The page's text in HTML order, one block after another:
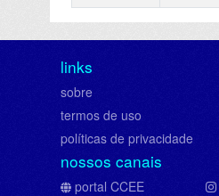
links
sobre
termos de uso
políticas de privacidade
nossos canais
portal CCEE